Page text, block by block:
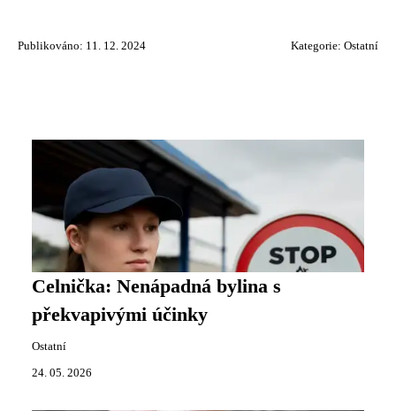
Publikováno: 11. 12. 2024 Kategorie: Ostatní
Celnička: Nenápadná bylina s
překvapivými účinky
Ostatní
24. 05. 2026